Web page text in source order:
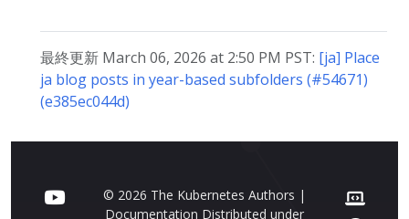
最終更新 March 06, 2026 at 2:50 PM PST: [ja] Place
ja blog posts in year-based subfolders (#54671)
(e385ec044d)
© 2026 The Kubernetes Authors |
Documentation Distributed under